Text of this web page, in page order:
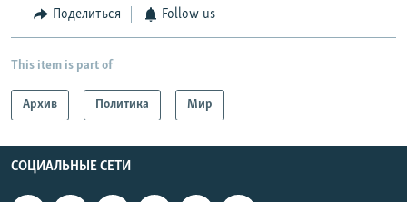
Поделиться Follow us
This item is part of
Архив Политика Мир
СОЦИАЛЬНЫЕ СЕТИ